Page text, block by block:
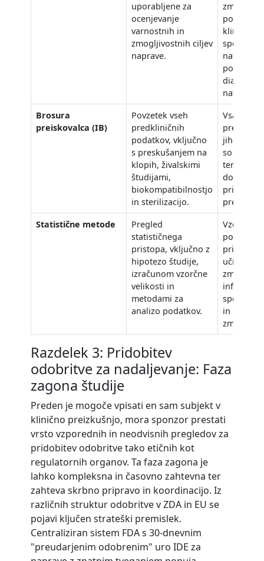
uporabljene za
ocenjevanje
varnostnih in
zmogljivostnih ciljev
naprave.
pogosto
klinične
postane
Brosura
preiskovalca (IB)
Povzetek vseh
predkliničnih
podatkov, vključno
s preskušanjem na
klopih, živalskimi
študijami,
biokompatibilnostjo
in sterilizacijo.
Vsa
jih
so ključni
ter
dokaze,
Statistične metode
Pregled
statističnega
pristopa, vključno z
hipotezo študije,
izračunom vzorčne
velikosti in
metodami za
analizo podatkov.
Vzorčna
pogosto
učinka ali
in
Razdelek 3: Pridobitev
odobritve za nadaljevanje: Faza
zagona študije
Preden je mogoče vpisati en sam subjekt v
klinično preizkušnjo, mora sponzor prestati
vrsto vzporednih in neodvisnih pregledov za
pridobitev odobritve tako etičnih kot
regulatornih organov. Ta faza zagona je
lahko kompleksna in časovno zahtevna ter
zahteva skrbno pripravo in koordinacijo. Iz
različnih struktur odobritve v ZDA in EU se
pojavi ključen strateški premislek.
Centraliziran sistem FDA s 30-dnevnim
"preudarjenim odobrenim" uro IDE za